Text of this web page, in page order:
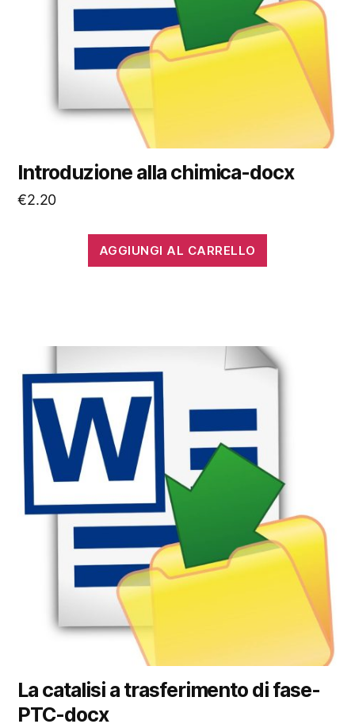
Introduzione alla chimica-docx
€2.20
AGGIUNGI AL CARRELLO
La catalisi a trasferimento di fase-
PTC-docx